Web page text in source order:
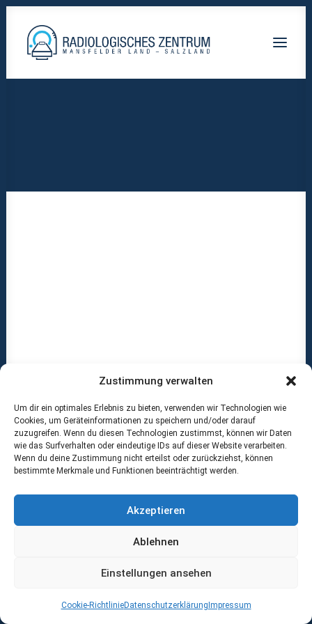
Zustimmung verwalten
Um dir ein optimales Erlebnis zu bieten, verwenden wir Technologien wie
Cookies, um Geräteinformationen zu speichern und/oder darauf
zuzugreifen. Wenn du diesen Technologien zustimmst, können wir Daten
wie das Surfverhalten oder eindeutige IDs auf dieser Website verarbeiten.
Wenn du deine Zustimmung nicht erteilst oder zurückziehst, können
bestimmte Merkmale und Funktionen beeinträchtigt werden.
Akzeptieren
Ablehnen
Einstellungen ansehen
Cookie-RichtlinieDatenschutzerklärung Impressum